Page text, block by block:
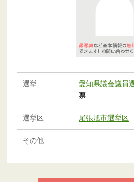
選挙 愛知県議会議員
票
選挙区 尾張旭市選挙区
その他